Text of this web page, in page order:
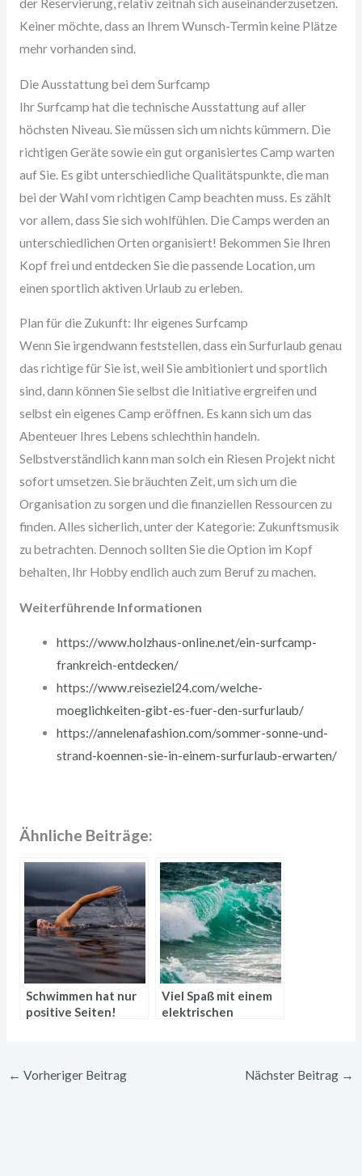
der Reservierung, relativ zeitnah sich auseinanderzusetzen.
Keiner möchte, dass an Ihrem Wunsch-Termin keine Plätze
mehr vorhanden sind.
Die Ausstattung bei dem Surfcamp
Ihr Surfcamp hat die technische Ausstattung auf aller
höchsten Niveau. Sie müssen sich um nichts kümmern. Die
richtigen Geräte sowie ein gut organisiertes Camp warten
auf Sie. Es gibt unterschiedliche Qualitätspunkte, die man
bei der Wahl vom richtigen Camp beachten muss. Es zählt
vor allem, dass Sie sich wohlfühlen. Die Camps werden an
unterschiedlichen Orten organisiert! Bekommen Sie Ihren
Kopf frei und entdecken Sie die passende Location, um
einen sportlich aktiven Urlaub zu erleben.
Plan für die Zukunft: Ihr eigenes Surfcamp
Wenn Sie irgendwann feststellen, dass ein Surfurlaub genau
das richtige für Sie ist, weil Sie ambitioniert und sportlich
sind, dann können Sie selbst die Initiative ergreifen und
selbst ein eigenes Camp eröffnen. Es kann sich um das
Abenteuer Ihres Lebens schlechthin handeln.
Selbstverständlich kann man solch ein Riesen Projekt nicht
sofort umsetzen. Sie bräuchten Zeit, um sich um die
Organisation zu sorgen und die finanziellen Ressourcen zu
finden. Alles sicherlich, unter der Kategorie: Zukunftsmusik
zu betrachten. Dennoch sollten Sie die Option im Kopf
behalten, Ihr Hobby endlich auch zum Beruf zu machen.
Weiterführende Informationen
https://www.holzhaus-online.net/ein-surfcamp-
frankreich-entdecken/
https://www.reiseziel24.com/welche-
moeglichkeiten-gibt-es-fuer-den-surfurlaub/
https://annelenafashion.com/sommer-sonne-und-
strand-koennen-sie-in-einem-surfurlaub-erwarten/
Ähnliche Beiträge:
Schwimmen hat nur
positive Seiten!
Viel Spaß mit einem
elektrischen
← Vorheriger Beitrag Nächster Beitrag →